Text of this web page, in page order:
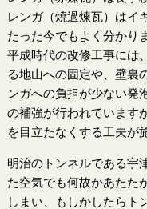
レンガ（焼過煉瓦）はイ
たった今でもよく分かり
平成時代の改修工事には
る地山への固定や、壁裏
ンガへの負担が少ない発
の補強が行われています
を目立たなくする工夫が
明治のトンネルである宇
た空気でも何故かあたた
しまい、もしかしたらト